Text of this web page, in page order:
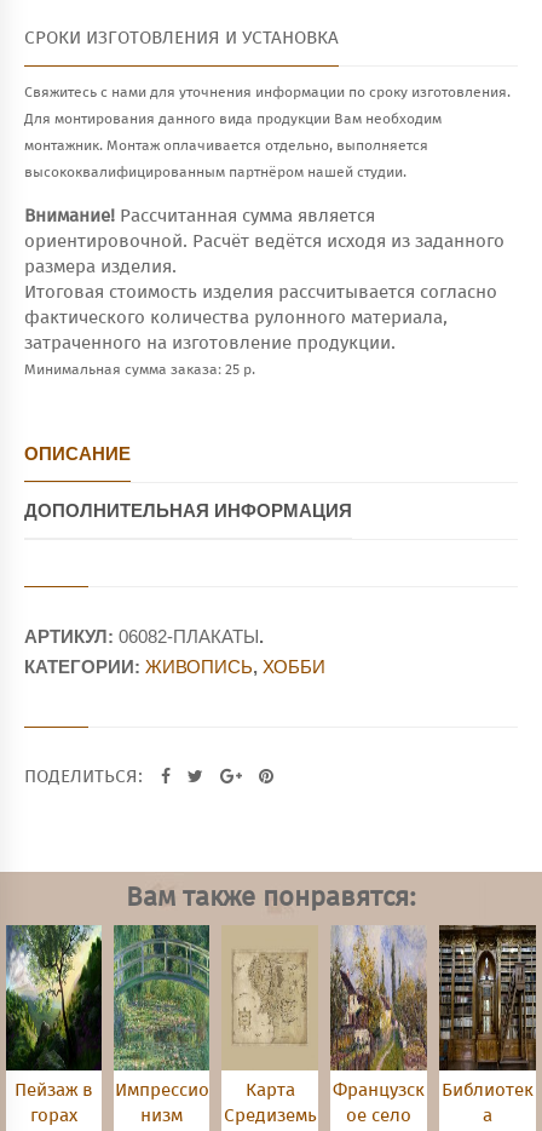
СРОКИ ИЗГОТОВЛЕНИЯ И УСТАНОВКА
Свяжитесь с нами для уточнения информации по сроку изготовления.
Для монтирования данного вида продукции Вам необходим
монтажник. Монтаж оплачивается отдельно, выполняется
высококвалифицированным партнёром нашей студии.
Внимание! Рассчитанная сумма является
ориентировочной. Расчёт ведётся исходя из заданного
размера изделия.
Итоговая стоимость изделия рассчитывается согласно
фактического количества рулонного материала,
затраченного на изготовление продукции.
Минимальная сумма заказа: 25 р.
ОПИСАНИЕ
ДОПОЛНИТЕЛЬНАЯ ИНФОРМАЦИЯ
АРТИКУЛ: 06082-ПЛАКАТЫ.
КАТЕГОРИИ: ЖИВОПИСЬ, ХОББИ
ПОДЕЛИТЬСЯ:
Вам также понравятся:
Пейзаж в
горах
Импрессио
низм
Карта
Средиземь
Французск
ое село
Библиотек
а